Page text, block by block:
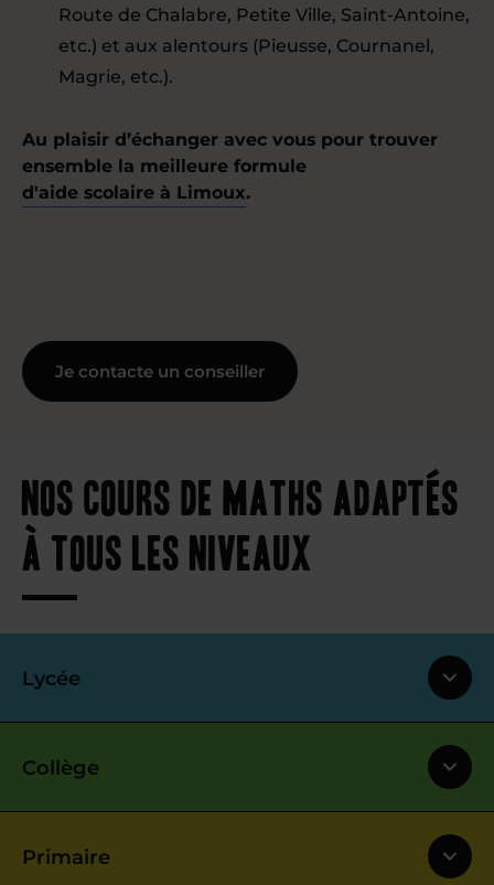
Route de Chalabre, Petite Ville, Saint-Antoine,
etc.) et aux alentours (Pieusse, Cournanel,
Magrie, etc.).
Au plaisir d’échanger avec vous pour trouver
ensemble la meilleure formule
d'aide scolaire à Limoux.
Je contacte un conseiller
Nos cours de maths adaptés
à tous les niveaux
Lycée
Collège
Primaire